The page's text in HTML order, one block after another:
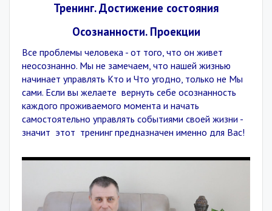
Тренинг. Достижение состояния
Осознанности. Проекции
Все проблемы человека - от того, что он живет
неосознанно. Мы не замечаем, что нашей жизнью
начинает управлять Кто и Что угодно, только не Мы
сами. Если вы желаете вернуть себе осознанность
каждого проживаемого момента и начать
самостоятельно управлять событиями своей жизни -
значит этот тренинг предназначен именно для Вас!